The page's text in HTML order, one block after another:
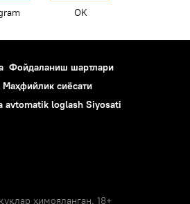
OK
Фойдаланиш шартлари
Маҳфийлик сиёсати
avtomatik loglash Siyosati
ҳимояланган. 18+